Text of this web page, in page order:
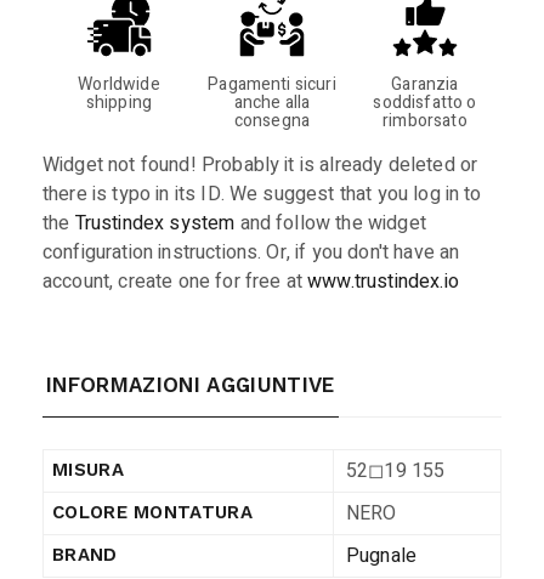
Worldwide
shipping
Pagamenti sicuri
anche alla
consegna
Garanzia
soddisfatto o
rimborsato
Widget not found! Probably it is already deleted or
there is typo in its ID. We suggest that you log in to
the Trustindex system and follow the widget
configuration instructions. Or, if you don't have an
account, create one for free atwww.trustindex.io
INFORMAZIONI AGGIUNTIVE
MISURA 52◻︎19 155
COLORE MONTATURA NERO
BRAND Pugnale